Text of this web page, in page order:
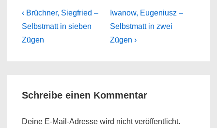
Beitragsnavigation
Previous
Post
is
‹ Brüchner, Siegfried –
Selbstmatt in sieben
Zügen
Next
Post
is
Iwanow, Eugeniusz –
Selbstmatt in zwei
Zügen ›
Schreibe einen Kommentar
Deine E-Mail-Adresse wird nicht veröffentlicht.